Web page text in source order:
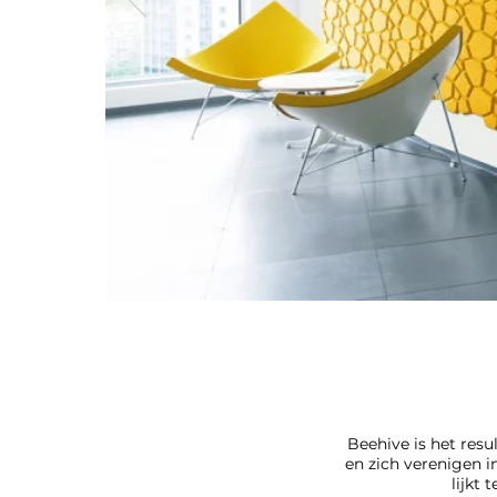
Beehive is het
en zich verenigen
lijkt